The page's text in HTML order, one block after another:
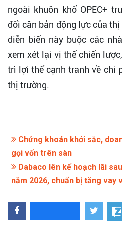
ngoài khuôn khổ OPEC+
đổi căn bản động lực của
diễn biến này buộc các
xem xét lại vị thế chiến
trì lợi thế cạnh tranh về chi
thị trường.
Chứng khoán khởi sắc,
gọi vốn trên sàn
Dabaco lên kế hoạch lãi
năm 2026, chuẩn bị tăng vay